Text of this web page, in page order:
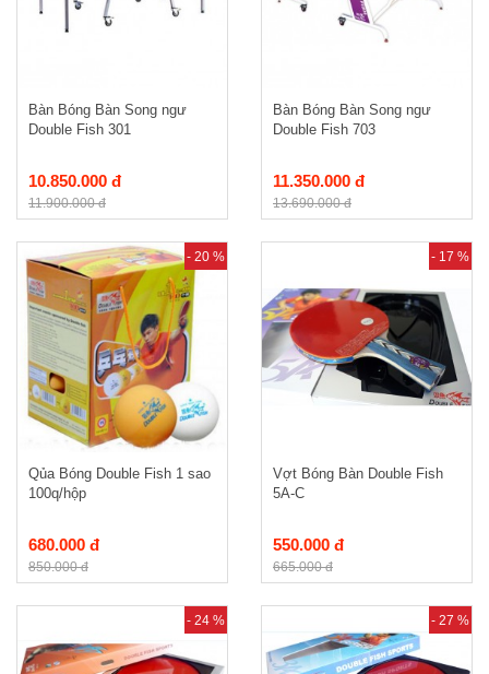
Bàn Bóng Bàn Song ngư
Double Fish 301
10.850.000 đ
11.900.000 đ
Bàn Bóng Bàn Song ngư
Double Fish 703
11.350.000 đ
13.690.000 đ
- 20 %
Qủa Bóng Double Fish 1 sao
100q/hộp
680.000 đ
850.000 đ
- 17 %
Vợt Bóng Bàn Double Fish
5A-C
550.000 đ
665.000 đ
- 24 % - 27 %